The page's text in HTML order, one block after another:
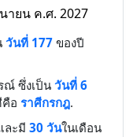
ายน ค.ศ. 2027
วันที่ 177 ของปี
ณ์ ซึ่งเป็น วันที่ 6
อ ราศีกรกฎ.
ะมี 30 วันในเดือน